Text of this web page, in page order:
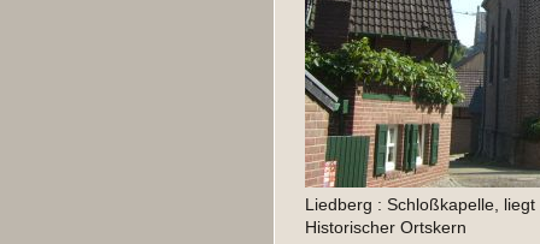
Liedberg : Schloßkapelle,
Historischer Ortskern